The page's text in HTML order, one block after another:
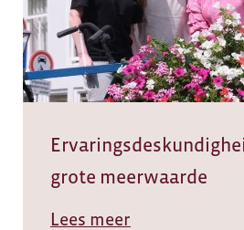
grote meerwaarde
Lees meer